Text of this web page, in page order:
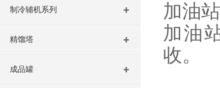
制冷辅机系列
精馏塔
成品罐
加油
加油
收。